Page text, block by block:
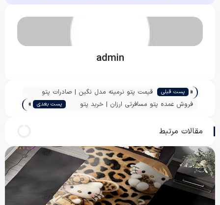
admin
« پست قبلی
قیمت پتو نرمینه مدل نگین | صادرات پتو
ایرانی به عراق
فروش عمده پتو مسافرتی ارزان | خرید پتو
پست بعدی »
مقالات مرتبط